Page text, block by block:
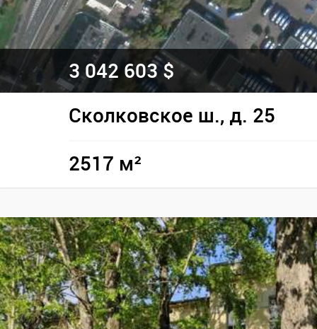
3 042 603 $
Сколковское ш., д. 25
2517 м²